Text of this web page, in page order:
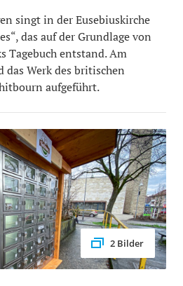
singt in der Eusebiuskirche
das auf der Grundlage von
Tagebuch entstand. Am
das Werk des britischen
aufgeführt.
2 Bilder